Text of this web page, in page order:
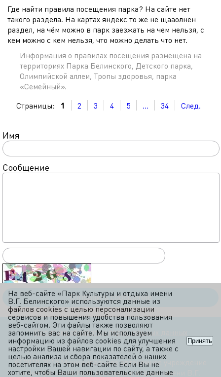
Где найти правила посещения парка? На сайте нет
такого раздела. На картах яндекс то же не щааолнен
раздел, на чём можно в парк заезжать на чем нельзя, с
кем можно с кем нельзя, что можно делать что нет.
Информация о правилах посещения размещена на
территориях Парка Белинского, Детского парка,
Олимпийской аллеи, Тропы здоровья, парка
«Семейный».
Страницы:
1 2 3 4 5 ... 34 След.
Имя
Сообщение
Политика обработки персональных данных
© 2010-2015 Муниципальное автономное учреждение
«Центральный парк культуры и отдыха имени В.Г.
На веб-сайте «Парк Культуры и отдыха имени
В.Г. Белинского» используются данные из
файлов cookies с целью персонализации
сервисов и повышения удобства пользования
веб-сайтом. Эти файлы также позволяют
запомнить вас на сайте. Мы используем
информацию из файлов cookies для улучшения
настройки Вашей навигации по сайту, а также с
целью анализа и сбора показателей о наших
посетителях на этом веб-сайте Если Вы не
хотите, чтобы Ваши пользовательские данные
Принять